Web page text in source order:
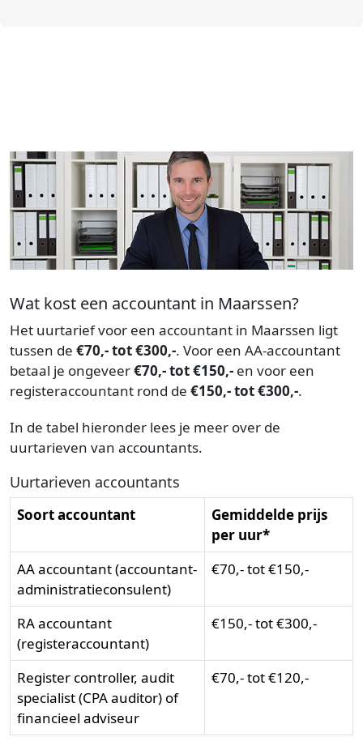
Wat kost een accountant in Maarssen?
Het uurtarief voor een accountant in Maarssen ligt
tussen de €70,- tot €300,-. Voor een AA-accountant
betaal je ongeveer€70,- tot €150,- en voor een
registeraccountant rond de €150,- tot €300,-.
In de tabel hieronder lees je meer over de
uurtarieven van accountants.
Uurtarieven accountants
Soort accountant
Gemiddelde prijs
per uur*
AA accountant (accountant-
administratieconsulent)
€70,- tot €150,-
RA accountant
(registeraccountant)
€150,- tot €300,-
Register controller, audit
specialist (CPA auditor) of
financieel adviseur
€70,- tot €120,-